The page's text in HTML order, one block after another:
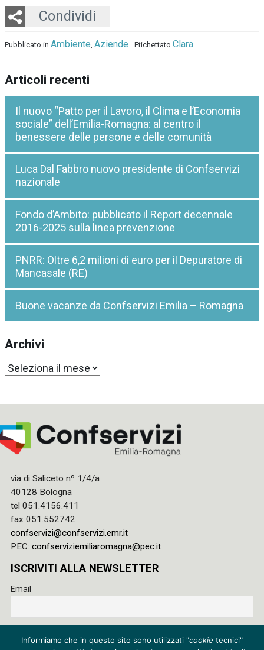
Condividi
Twitter
LinkedIn
Email
Whatsapp
Pubblicato in Ambiente, Aziende Etichettato Clara
Articoli recenti
Il nuovo “Patto per il Lavoro, il Clima e l’Economia
sociale” dell’Emilia-Romagna: al centro il
benessere delle persone e delle comunità
Luca Dal Fabbro nuovo presidente di Confservizi
nazionale
Fondo d’Ambito: pubblicato il Report decennale
2016-2025 sulla linea prevenzione
PNRR: Oltre 6,2 milioni di euro per il Depuratore di
Mancasale (RE)
Buone vacanze da Confservizi Emilia – Romagna
Archivi
Archivi
via di Saliceto nº 1/4/a
40128 Bologna
tel 051.4156.411
fax 051.552742
confservizi@confservizi.emr.it
PEC: confserviziemiliaromagna@pec.it
ISCRIVITI ALLA NEWSLETTER
Email
al trattamento dei miei dati
Informiamo che in questo sito sono utilizzati "cookie tecnici"